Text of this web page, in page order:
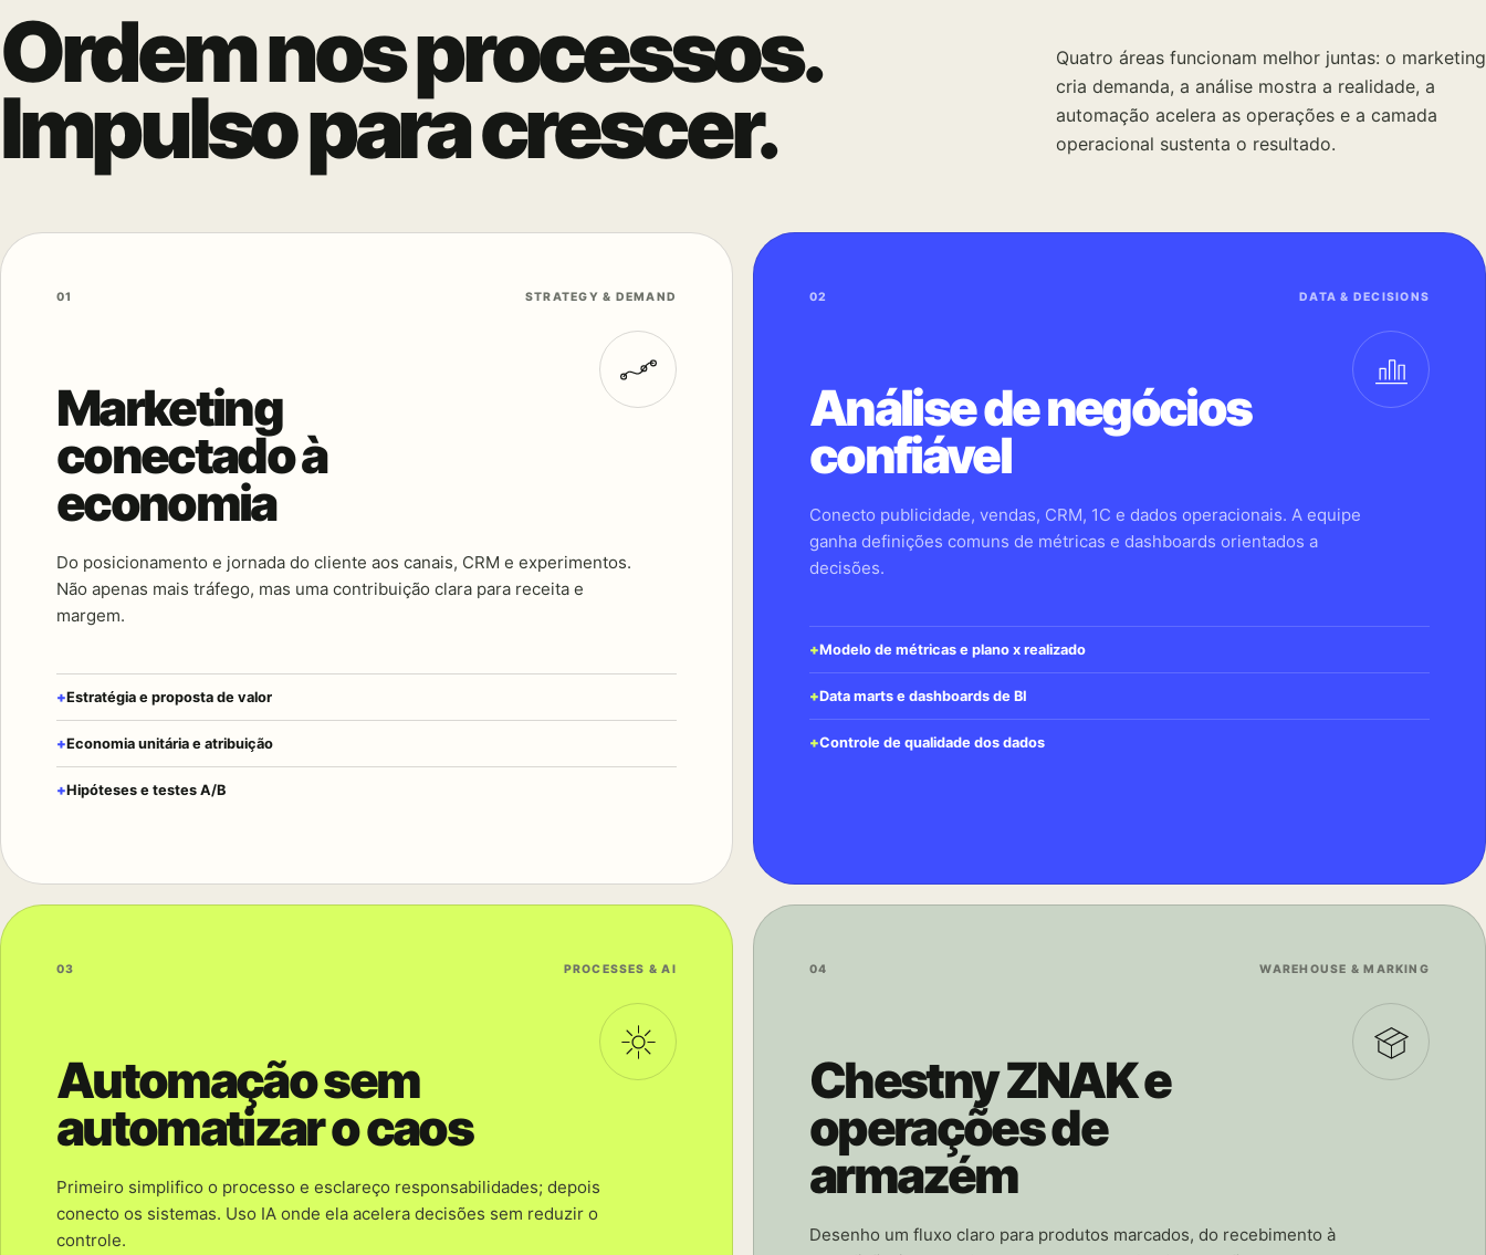
Ordem nos processos.
Impulso para crescer.
Quatro áreas funcionam melhor juntas: o marketing
cria demanda, a análise mostra a realidade, a
automação acelera as operações e a camada
operacional sustenta o resultado.
01 STRATEGY & DEMAND
Marketing
conectado à
economia
Do posicionamento e jornada do cliente aos canais, CRM e experimentos.
Não apenas mais tráfego, mas uma contribuição clara para receita e
margem.
Estratégia e proposta de valor
Economia unitária e atribuição
Hipóteses e testes A/B
02 DATA & DECISIONS
Análise de negócios
confiável
Conecto publicidade, vendas, CRM, 1C e dados operacionais. A equipe
ganha definições comuns de métricas e dashboards orientados a
decisões.
Modelo de métricas e plano x realizado
Data marts e dashboards de BI
Controle de qualidade dos dados
03 PROCESSES & AI
Automação sem
automatizar o caos
Primeiro simplifico o processo e esclareço responsabilidades; depois
conecto os sistemas. Uso IA onde ela acelera decisões sem reduzir o
controle.
04 WAREHOUSE & MARKING
Chestny ZNAK e
operações de
armazém
Desenho um fluxo claro para produtos marcados, do recebimento à